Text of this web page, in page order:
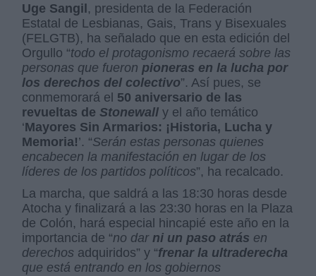
Uge Sangil, presidenta de la Federación
Estatal de Lesbianas, Gais, Trans y Bisexuales
(FELGTB), ha señalado que en esta edición del
Orgullo “todo el protagonismo recaerá sobre las
personas que fueron pioneras en la lucha por
los derechos del colectivo”. Así pues, se
conmemorará el 50 aniversario de las
revueltas deStonewall y el año temático
‘Mayores Sin Armarios: ¡Historia, Lucha y
Memoria!’. “Serán estas personas quienes
encabecen la manifestación en lugar de los
líderes de los partidos políticos”, ha recalcado.
La marcha, que saldrá a las 18:30 horas desde
Atocha y finalizará a las 23:30 horas en la Plaza
de Colón, hará especial hincapié este año en la
importancia de “no dar ni un paso atrás en
derechos adquiridos” y “frenar la ultraderecha
que está entrando en los gobiernos